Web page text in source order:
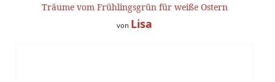
Träume vom Frühlingsgrün für weiße Ostern
von Lisa